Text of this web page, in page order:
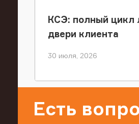
КСЭ: полный цикл
двери клиента
30 июля, 2026
Есть